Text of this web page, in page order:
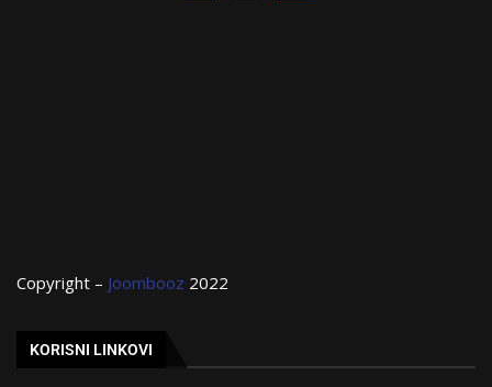
Copyright – Joombooz 2022
KORISNI LINKOVI